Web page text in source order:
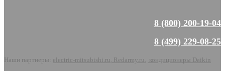
8 (800) 200-19-04
8 (499) 229-08-25
Наши партнеры: electric-mitsubishi.ru Redarmy.ru кондиционеры Daikin